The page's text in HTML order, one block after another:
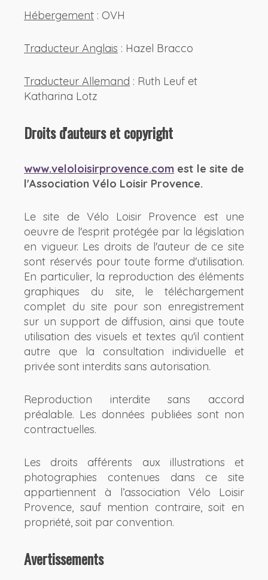
Hébergement : OVH
Traducteur Anglais : Hazel Bracco
Traducteur Allemand : Ruth Leuf et
Katharina Lotz
Droits d'auteurs et copyright
www.veloloisirprovence.com est le site de
l'Association Vélo Loisir Provence.
Le site de Vélo Loisir Provence est une
oeuvre de l'esprit protégée par la législation
en vigueur. Les droits de l'auteur de ce site
sont réservés pour toute forme d'utilisation.
En particulier, la reproduction des éléments
graphiques du site, le téléchargement
complet du site pour son enregistrement
sur un support de diffusion, ainsi que toute
utilisation des visuels et textes qu'il contient
autre que la consultation individuelle et
privée sont interdits sans autorisation.
Reproduction interdite sans accord
préalable. Les données publiées sont non
contractuelles.
Les droits afférents aux illustrations et
photographies contenues dans ce site
appartiennent à l’association Vélo Loisir
Provence, sauf mention contraire, soit en
propriété, soit par convention.
Avertissements